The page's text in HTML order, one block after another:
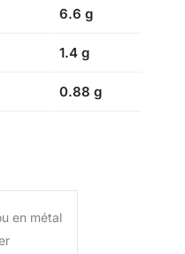
6.6 g
1.4 g
0.88 g
en métal